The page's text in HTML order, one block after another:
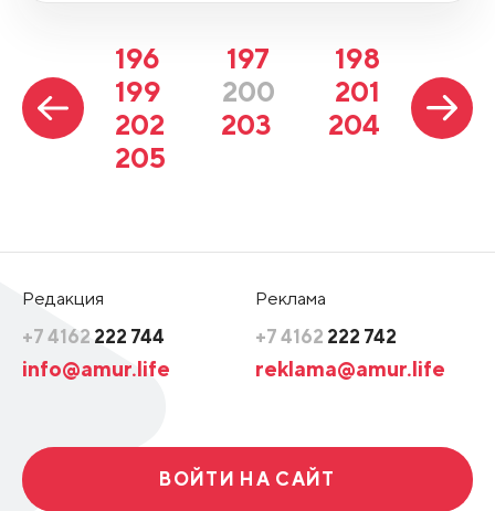
196 197
198
199
200
201
202
203
204
205
Редакция
+7 4162 222 744
info@amur.life
Реклама
+7 4162 222 742
reklama@amur.life
ВОЙТИ НА САЙТ